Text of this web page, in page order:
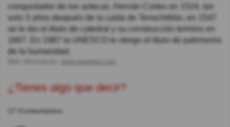
conquistador de los aztecas, Hernán Cortes en 1524, tan
solo 3 años después de la caída de Tenochtitlán, en 1547
se le dio el titulo de catedral y su construcción termino en
1667. En 1987 la UNESCO le otorgo el título de patrimonio
de la humanidad.
aztecasonora.com
¿Tienes algo que decir?
17 Comentarios